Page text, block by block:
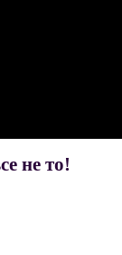
не то!